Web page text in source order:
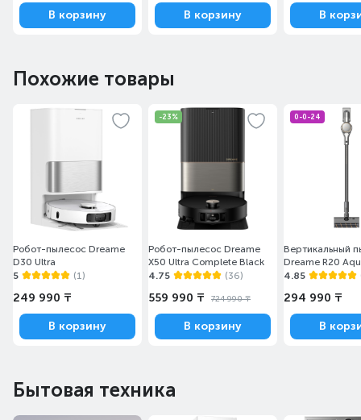
В корзину В корзину В
Похожие товары
Робот-пылеcос Dreame
D30 Ultra
5
(1)
249 990 ₸
В корзину
-23%
Робот-пылесос Dreame
X50 Ultra Complete Black
4.75
(36)
559 990 ₸ 724 990 ₸
В корзину
0-0-24
Вертикальный
Dreame R20
4.85
294 990 ₸
В
Бытовая техника